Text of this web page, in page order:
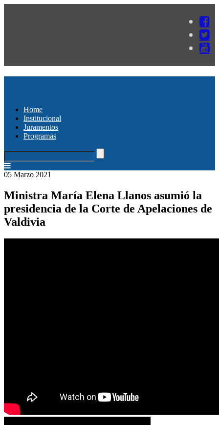
Home
Institucional
Juramentos
Programas
05 Marzo 2021
Ministra María Elena Llanos asumió la
presidencia de la Corte de Apelaciones de
Valdivia